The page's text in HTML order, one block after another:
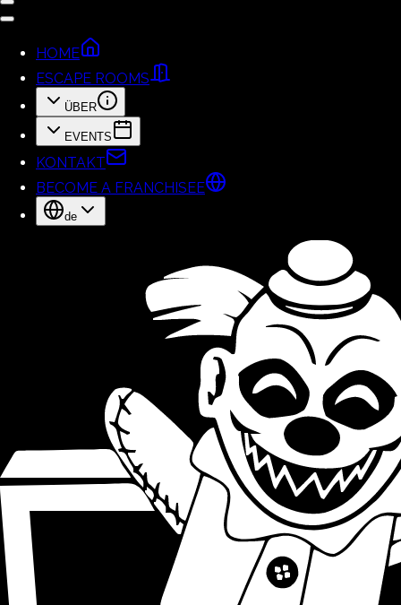
HOME
ESCAPE ROOMS
ÜBER
EVENTS
KONTAKT
BECOME A FRANCHISEE
de